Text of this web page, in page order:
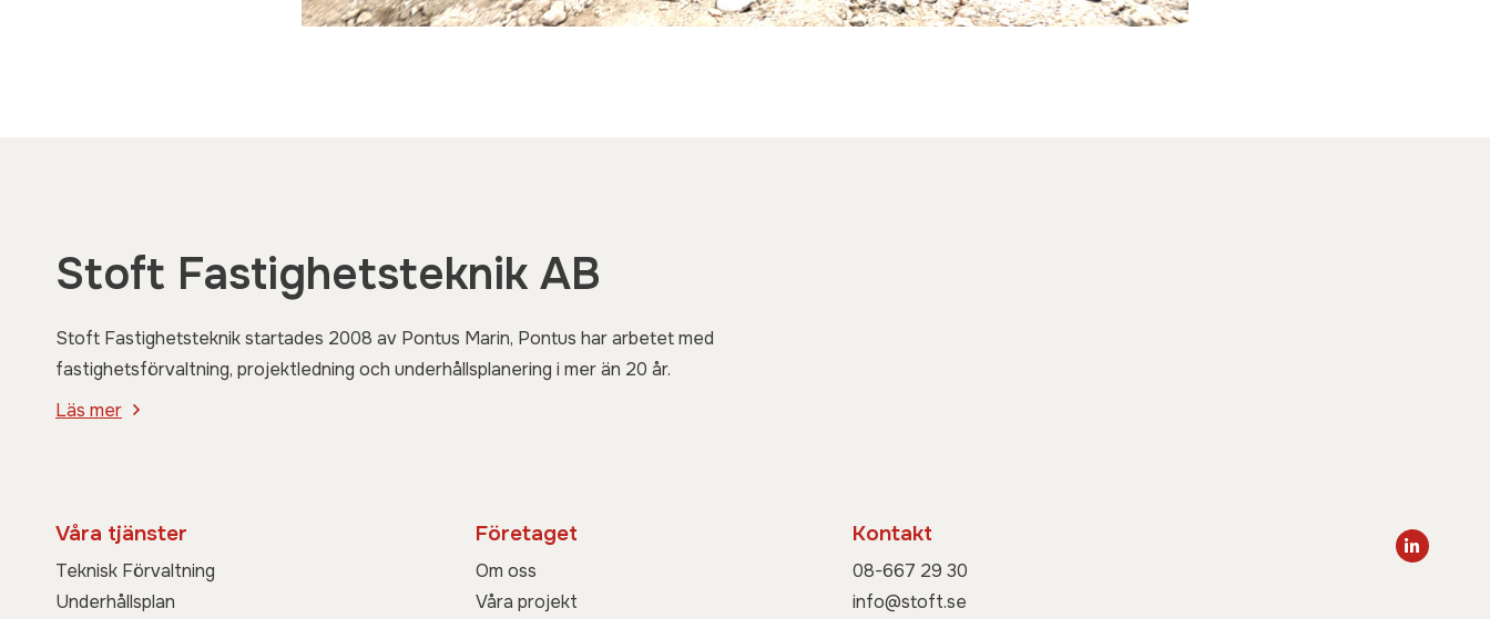
Stoft Fastighetsteknik AB
Stoft Fastighetsteknik startades 2008 av Pontus Marin, Pontus har arbetet med
fastighetsförvaltning, projektledning och underhållsplanering i mer än 20 år.
Läs mer
Våra tjänster
Teknisk Förvaltning
Underhållsplan
Företaget
Om oss
Våra projekt
Kontakt
08-667 29 30
info@stoft.se